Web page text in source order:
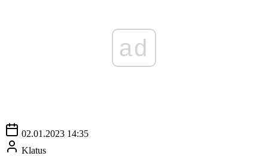
ad
02.01.2023 14:35
Klatus